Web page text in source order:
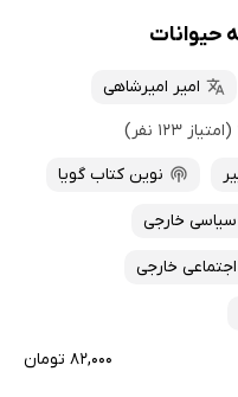
حیوانات
امیر امیرشاهی
(امتیاز ۱۲۳ نفر)
نوین کتاب گویا
خارجی
خارجی
۸۲,۰۰۰ تومان